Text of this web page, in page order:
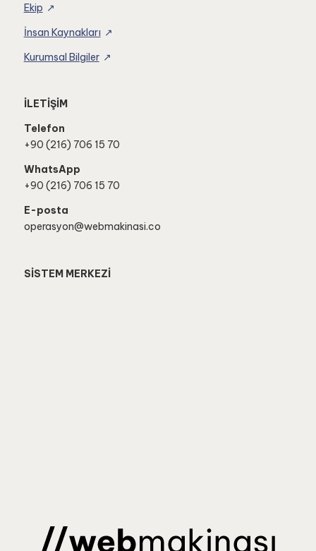
Ekip
İnsan Kaynakları
Kurumsal Bilgiler
İLETİŞİM
Telefon
+90 (216) 706 15 70
WhatsApp
+90 (216) 706 15 70
E-posta
operasyon@webmakinasi.co
SİSTEM MERKEZİ